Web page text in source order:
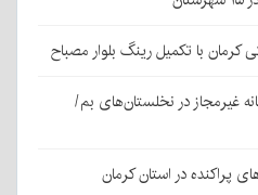
کرمان با تکمیل رینگ بلوار مصباح
غیرمجاز در نخلستان‌های بم/
پراکنده در استان کرمان